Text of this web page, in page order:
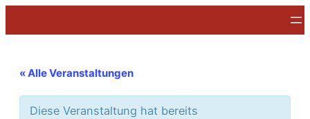
« Alle Veranstaltungen
Diese Veranstaltung hat bereits